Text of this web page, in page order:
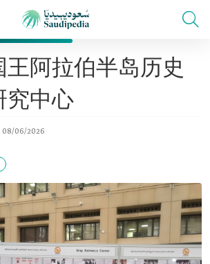
王阿拉伯半岛历史
究中心
08/06/2026